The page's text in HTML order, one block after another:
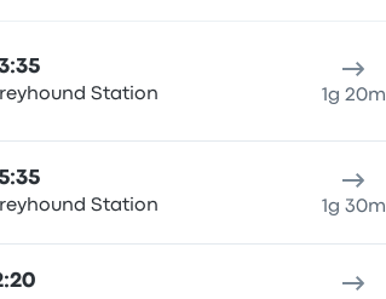
Station 1g 20m
Station 1g 30m